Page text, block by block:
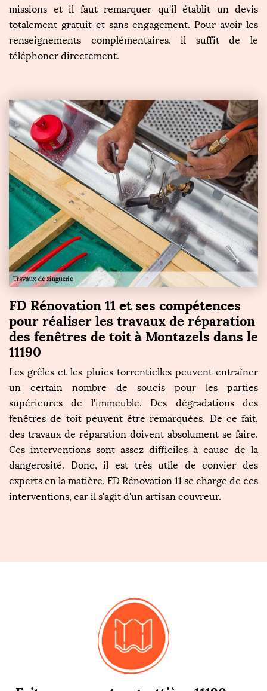
missions et il faut remarquer qu'il établit un devis
totalement gratuit et sans engagement. Pour avoir les
renseignements complémentaires, il suffit de le
téléphoner directement.
FD Rénovation 11 et ses compétences
pour réaliser les travaux de réparation
des fenêtres de toit à Montazels dans le
11190
Les grêles et les pluies torrentielles peuvent entraîner
un certain nombre de soucis pour les parties
supérieures de l'immeuble. Des dégradations des
fenêtres de toit peuvent être remarquées. De ce fait,
des travaux de réparation doivent absolument se faire.
Ces interventions sont assez difficiles à cause de la
dangerosité. Donc, il est très utile de convier des
experts en la matière. FD Rénovation 11 se charge de ces
interventions, car il s'agit d'un artisan couvreur.